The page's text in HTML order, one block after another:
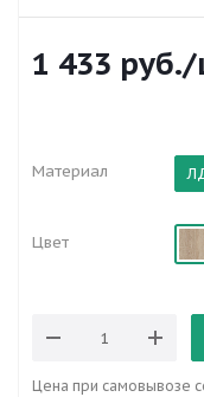
1 433 руб./
Материал
Цвет
Цена при самовывозе